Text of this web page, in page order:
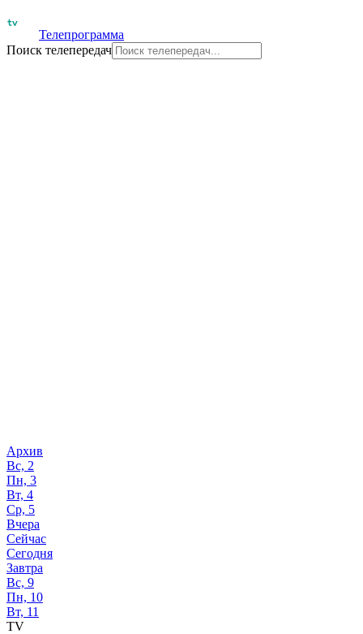
Телепрограмма
Поиск телепередач
Архив
Вс, 2
Пн, 3
Вт, 4
Ср, 5
Вчера
Сейчас
Сегодня
Завтра
Вс, 9
Пн, 10
Вт, 11
TV